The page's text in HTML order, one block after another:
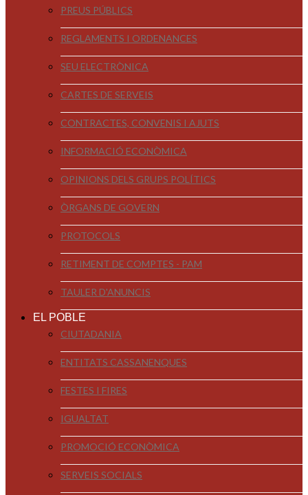
PREUS PÚBLICS
REGLAMENTS I ORDENANCES
SEU ELECTRÒNICA
CARTES DE SERVEIS
CONTRACTES, CONVENIS I AJUTS
INFORMACIÓ ECONÒMICA
OPINIONS DELS GRUPS POLÍTICS
ÒRGANS DE GOVERN
PROTOCOLS
RETIMENT DE COMPTES - PAM
TAULER D'ANUNCIS
EL POBLE
CIUTADANIA
ENTITATS CASSANENQUES
FESTES I FIRES
IGUALTAT
PROMOCIÓ ECONÒMICA
SERVEIS SOCIALS